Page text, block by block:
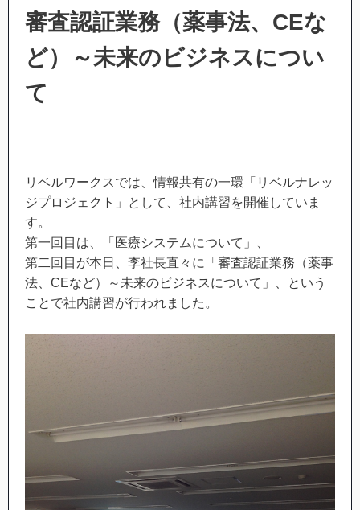
審査認証業務（薬事法、CEな
ど）～未来のビジネスについ
て
リベルワークスでは、情報共有の一環「リベルナレッ
ジプロジェクト」として、社内講習を開催していま
す。
第一回目は、「医療システムについて」、
第二回目が本日、李社長直々に「審査認証業務（薬事
法、CEなど）～未来のビジネスについて」、という
ことで社内講習が行われました。